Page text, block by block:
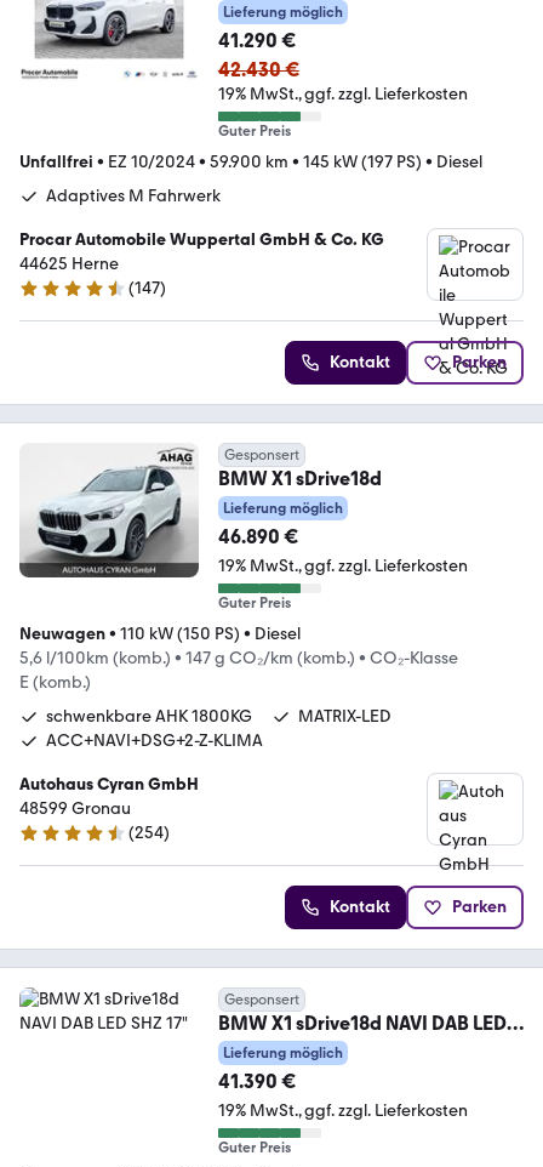
AHK Pano HuD H/K DA Pro
Lieferung möglich
41.290 €
42.430 €
19% MwSt. ggf. zzgl. Lieferkosten
Guter Preis
Unfallfrei • EZ 10/2024• 59.900 km • 145 kW (197 PS) • Diesel
Adaptives M Fahrwerk
Procar Automobile Wuppertal GmbH & Co. KG
44625 Herne
4.4 Sterne
(147)
Kontakt Parken
Gesponsert
BMW X1 sDrive18d
Lieferung möglich
46.890 €
19% MwSt. ggf. zzgl. Lieferkosten
Guter Preis
Neuwagen• 110 kW (150 PS) • Diesel
5,6 l/100km (komb.) • 147 g CO₂/km (komb.) • CO₂-Klasse
E (komb.)
schwenkbare AHK 1800KG
MATRIX-LED
ACC+NAVI+DSG+2-Z-KLIMA
Autohaus Cyran GmbH
48599 Gronau
4.6 Sterne
(254)
Kontakt Parken
Gesponsert
BMW X1 sDrive18d NAVI DAB LED
SHZ 17"
Lieferung möglich
41.390 €
19% MwSt. ggf. zzgl. Lieferkosten
Guter Preis